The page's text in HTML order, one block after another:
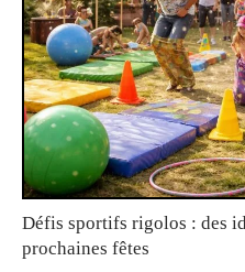
Défis sportifs rigolos : des
prochaines fêtes